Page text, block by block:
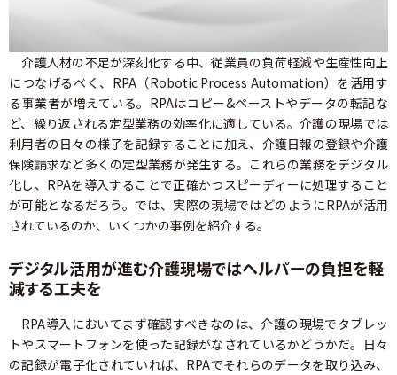
介護人材の不足が深刻化する中、従業員の負荷軽減や生産性向上
につなげるべく、RPA（Robotic Process Automation）を活用す
る事業者が増えている。RPAはコピー&ペーストやデータの転記な
ど、繰り返される定型業務の効率化に適している。介護の現場では
利用者の日々の様子を記録することに加え、介護日報の登録や介護
保険請求など多くの定型業務が発生する。これらの業務をデジタル
化し、RPAを導入することで正確かつスピーディーに処理すること
が可能となるだろう。では、実際の現場ではどのようにRPAが活用
されているのか、いくつかの事例を紹介する。
デジタル活用が進む介護現場ではヘルパーの負担を軽
減する工夫を
RPA導入においてまず確認すべきなのは、介護の現場でタブレッ
トやスマートフォンを使った記録がなされているかどうかだ。日々
の記録が電子化されていれば、RPAでそれらのデータを取り込み、